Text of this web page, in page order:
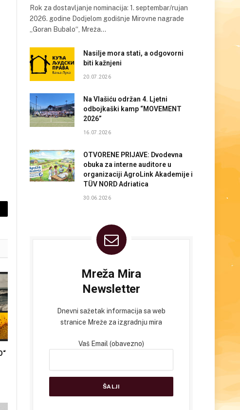
Rok za dostavljanje nominacija: 1. septembar/rujan
2026. godine Dodjelom godišnje Mirovne nagrade
„Goran Bubalo“, Mreža…
Nasilje mora stati, a odgovorni
biti kažnjeni
20.07.2026
Na Vlašiću održan 4. Ljetni
odbojkaški kamp “MOVEMENT
2026”
16.07.2026
OTVORENE PRIJAVE: Dvodevna
obuka za interne auditore u
organizaciji AgroLink Akademije i
TÜV NORD Adriatica
30.06.2026
Mreža Mira
Newsletter
Dnevni sažetak informacija sa web
stranice Mreže za izgradnju mira
Vaš Email (obavezno)